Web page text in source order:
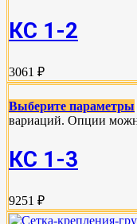
КС 1-2
3061 ₽
Выберите параметры
вариаций. Опции
КС 1-3
9251 ₽